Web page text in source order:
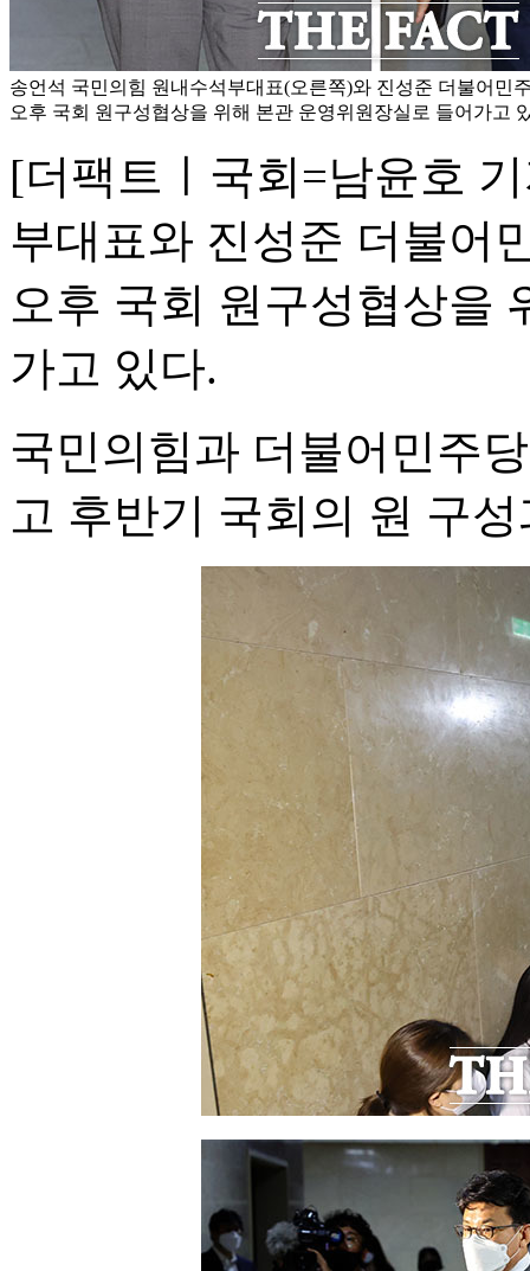
송언석 국민의힘 원내수석부대표(오른쪽)와 진성준 더불어민
오후 국회 원구성협상을 위해 본관 운영위원장실로 들어가고
[더팩트ㅣ국회=남윤호
부대표와 진성준 더불어
오후 국회 원구성협상을
가고 있다.
국민의힘과 더불어민주
고 후반기 국회의 원 구